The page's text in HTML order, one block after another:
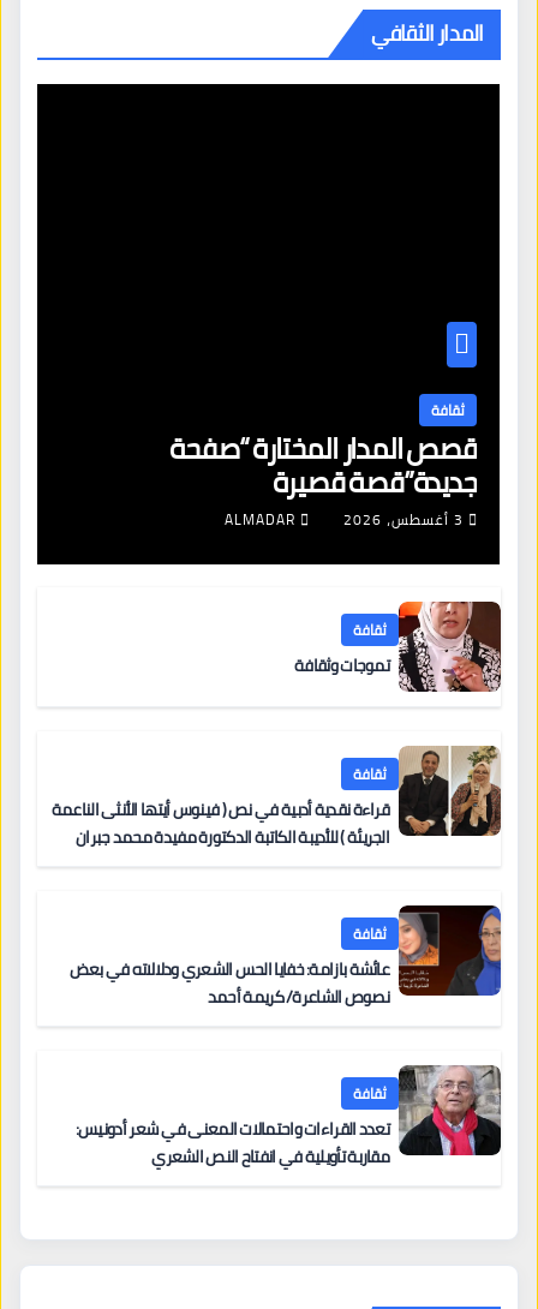
المدار الثقافي
ثقافة
قصص المدار المختارة “صفحة
جديدة”قصة قصيرة
3 أغسطس، 2026 ALMADAR
ثقافة
تموجات وثقافة
ثقافة
قراءة نقدية أدبية في نص ( فينوس أيتها الأنثى الناعمة
الجريئة ) للأديبة الكاتبة الدكتورة مفيدة محمد جبران
ثقافة
عائشة بازامة: خفايا الحس الشعري ودلالاته في بعض
نصوص الشاعرة/ كريمة أحمد
ثقافة
تعدد القراءات واحتمالات المعنى في شعر أدونيس:
مقاربة تأويلية في انفتاح النص الشعري